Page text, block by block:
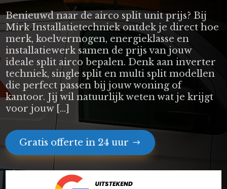
Benieuwd naar de airco split unit prijs? Bij
Mirk Installatietechniek ontdek je direct hoe
merk, koelvermogen, energieklasse en
installatiewerk samen de prijs van jouw
ideale split airco bepalen. Denk aan inverter
techniek, single split en multi split modellen
die perfect passen bij jouw woning of
kantoor. Jij wil natuurlijk weten wat je krijgt
voor jouw […]
Gratis offerte in 24 uur